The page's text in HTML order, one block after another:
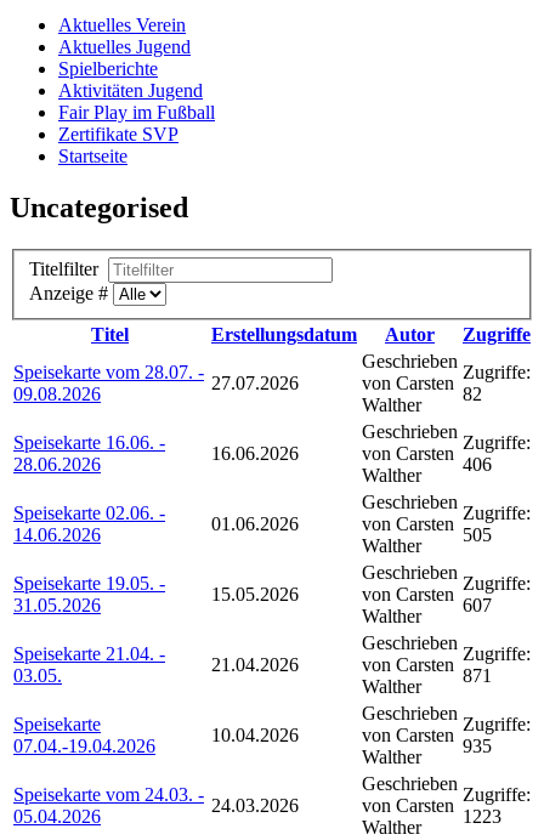
Aktuelles Verein
Aktuelles Jugend
Spielberichte
Aktivitäten Jugend
Fair Play im Fußball
Zertifikate SVP
Startseite
Uncategorised
Titelfilter
Anzeige #
Titel
Erstellungsdatum Autor
Zugriffe
Speisekarte vom 28.07. -
09.08.2026
27.07.2026
Geschrieben
von Carsten
Walther
Zugriffe:
82
Speisekarte 16.06. -
28.06.2026
16.06.2026
Geschrieben
von Carsten
Walther
Zugriffe:
406
Speisekarte 02.06. -
14.06.2026
01.06.2026
Geschrieben
von Carsten
Walther
Zugriffe:
505
Speisekarte 19.05. -
31.05.2026
15.05.2026
Geschrieben
von Carsten
Walther
Zugriffe:
607
Speisekarte 21.04. -
03.05.
21.04.2026
Geschrieben
von Carsten
Walther
Zugriffe:
871
Speisekarte
07.04.-19.04.2026
10.04.2026
Geschrieben
von Carsten
Walther
Zugriffe:
935
Speisekarte vom 24.03. -
05.04.2026
24.03.2026
Geschrieben
von Carsten
Walther
Zugriffe:
1223